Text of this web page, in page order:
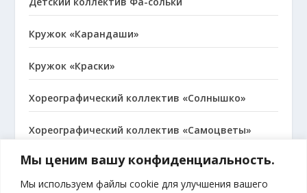
Мы ценим вашу конфиденциальность.
Мы используем файлы cookie для улучшения вашего
Кружок «Карандаши»
Кружок «Краски»
Хореографический коллектив «Солнышко»
Хореографический коллектив «Самоцветы»
Народный коллектив, хор русской песни